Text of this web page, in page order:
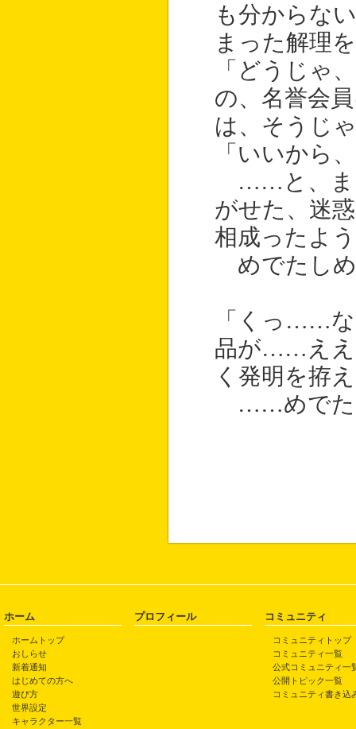
も分からな
まった解理
「どうじゃ
の、名誉会
は、そうじ
「いいから
……と、ま
がせた、迷
相成ったよ
めでたし
「くっ……
品が……ええ
く発明を拵
……めでた
ホーム
ホームトップ
おしらせ
新着通知
はじめての方へ
遊び方
世界設定
キャラクター一覧
プロフィール コミュニティ
コミュニティトップ
コミュニティ一覧
公式コミュニティ一
公開トピック一覧
コミュニティ書き込